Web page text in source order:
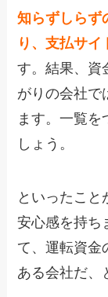
知らずしらず
り、支払サ
す。結果、資
がりの会社で
ます。一覧を
しょう。
といったこと
安心感を持ち
て、運転資金
ある会社だ、